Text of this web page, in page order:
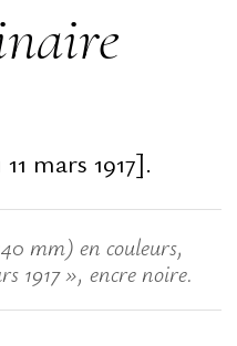
mars 1917].
mm) en couleurs,
1917 », encre noire.